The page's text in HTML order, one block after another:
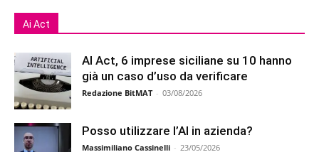
Ai Act
AI Act, 6 imprese siciliane su 10 hanno
già un caso d’uso da verificare
Redazione BitMAT - 03/08/2026
Posso utilizzare l’AI in azienda?
Massimiliano Cassinelli - 23/05/2026